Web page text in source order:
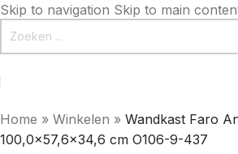
Skip to navigation Skip to main
Home » Winkelen » Wandkast Faro
100,0×57,6×34,6 cm O106-9-437